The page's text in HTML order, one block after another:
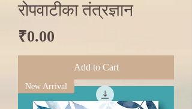
रोपवाटीका तंत्रज्ञान
Price
₹0.00
Add to Cart
New Arrival